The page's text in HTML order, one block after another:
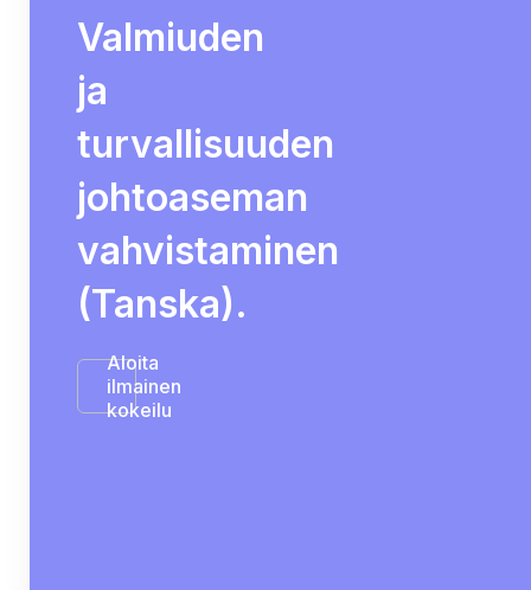
Valmiuden
ja
turvallisuuden
johtoaseman
vahvistaminen
(Tanska).
Aloita
ilmainen
kokeilu